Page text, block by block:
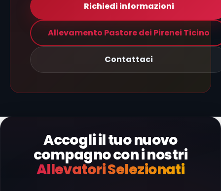
Richiedi informazioni
Allevamento Pastore dei Pirenei Ticino
Contattaci
Accogli il tuo nuovo
compagno con i nostri
Allevatori Selezionati